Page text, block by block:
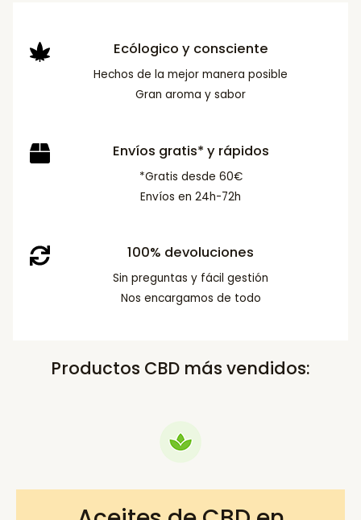
Ecólogico y consciente
Hechos de la mejor manera posible
Gran aroma y sabor
Envíos gratis* y rápidos
*Gratis desde 60€
Envíos en 24h-72h
100% devoluciones
Sin preguntas y fácil gestión
Nos encargamos de todo
Productos CBD más vendidos: